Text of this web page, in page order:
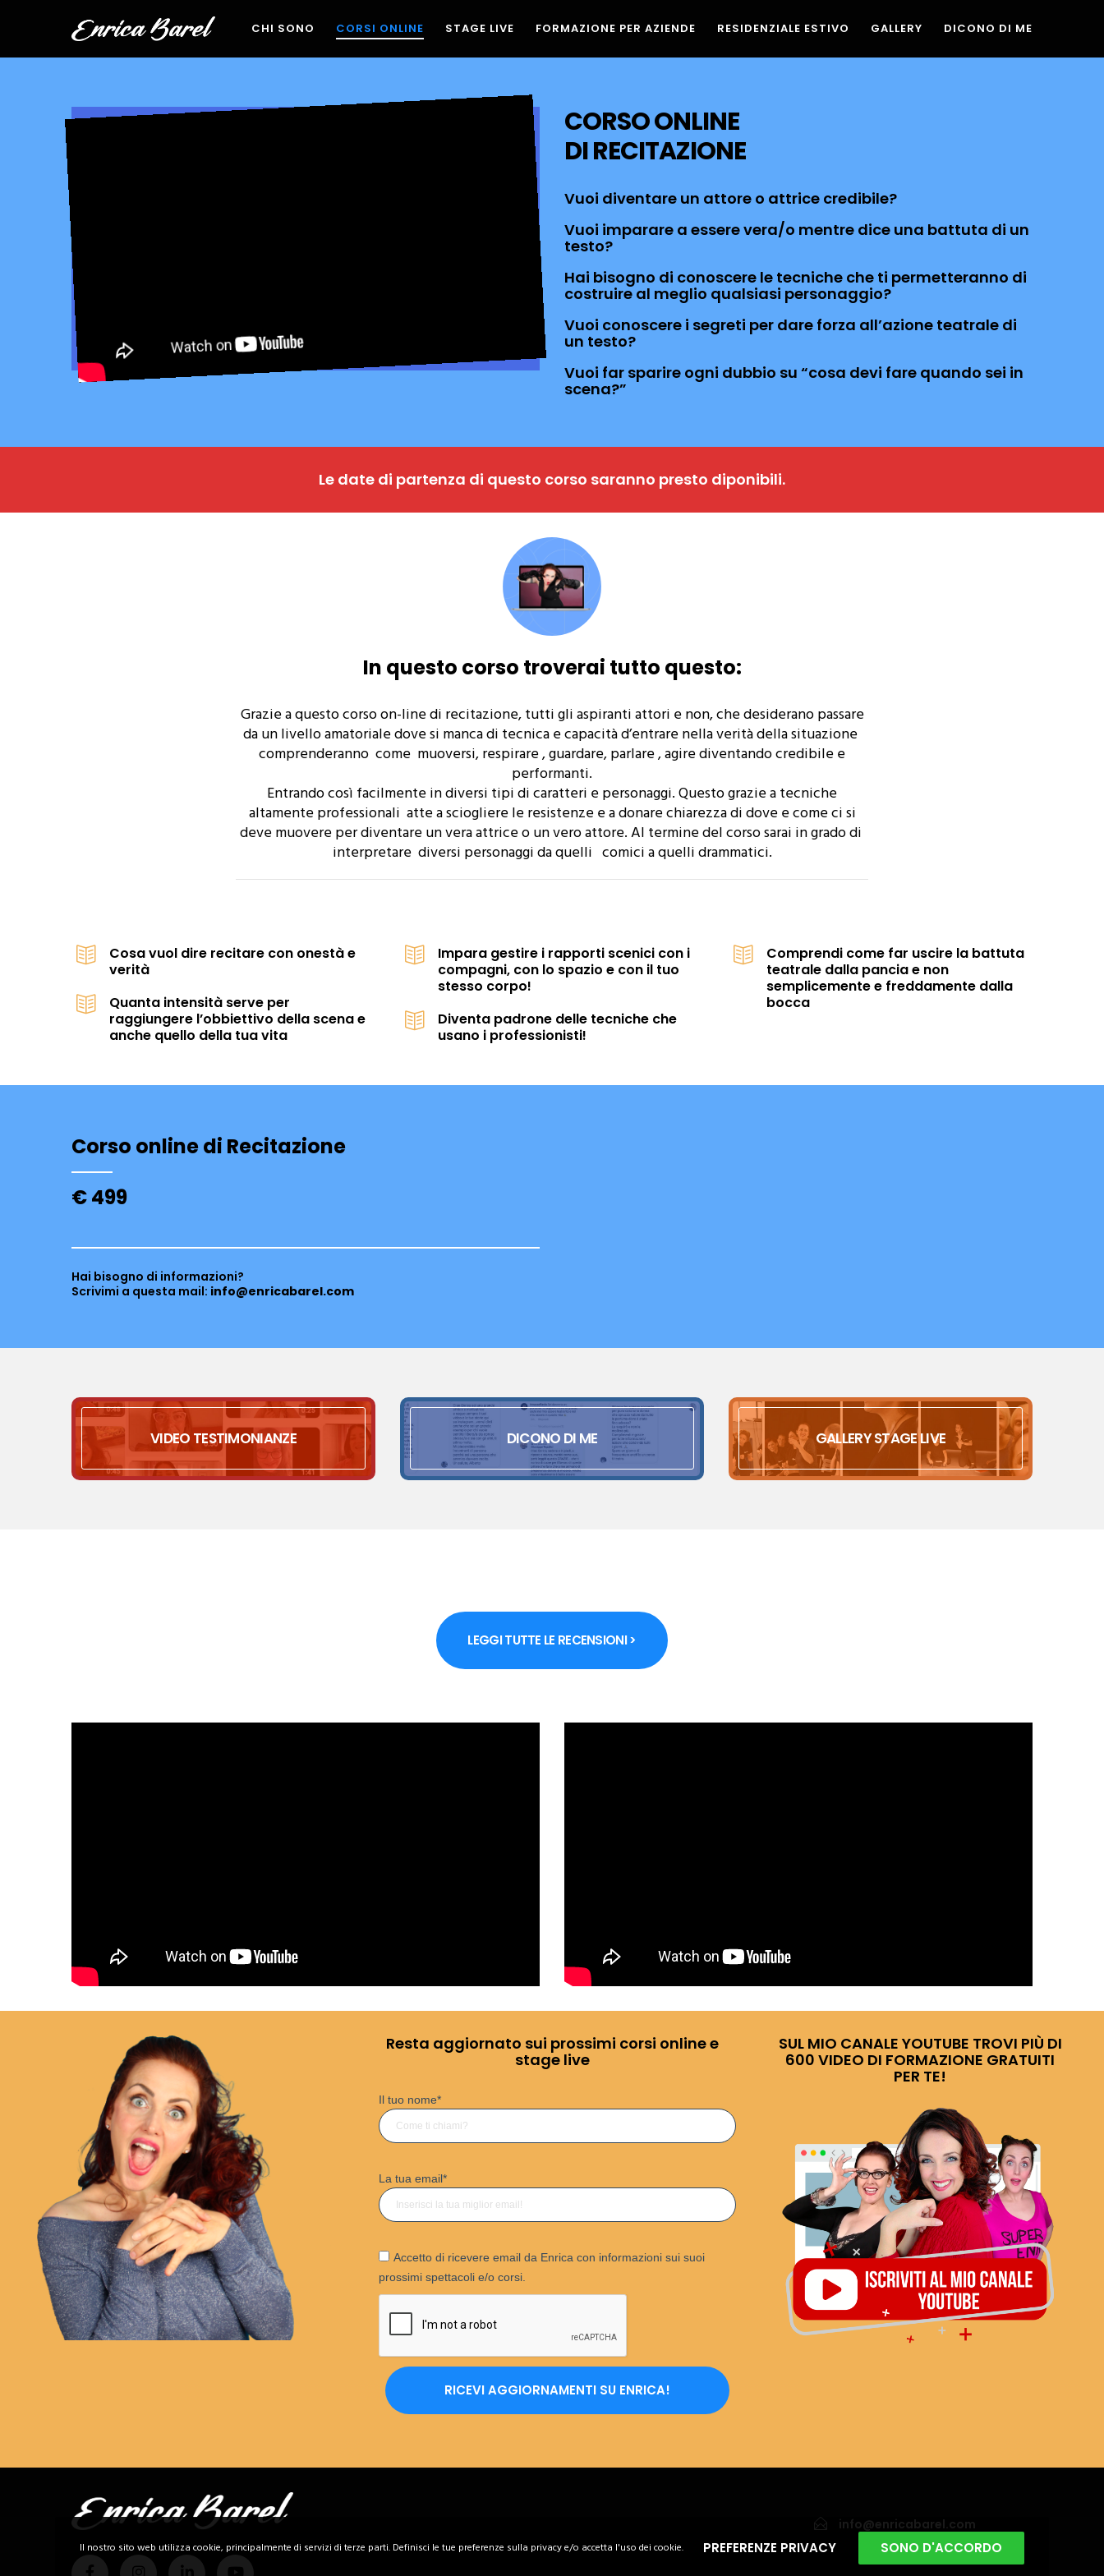
CHI SONO CORSI ONLINE STAGE LIVE FORMAZIONE PER AZIENDE RESIDENZIALE ESTIVO GALLERY DICONO DI ME
CORSO ONLINE
DI RECITAZIONE
Vuoi diventare un attore o attrice credibile?
Vuoi imparare a essere vera/o mentre dice una battuta di un
testo?
Hai bisogno di conoscere le tecniche che ti permetteranno di
costruire al meglio qualsiasi personaggio?
Vuoi conoscere i segreti per dare forza all’azione teatrale di
un testo?
Vuoi far sparire ogni dubbio su “cosa devi fare quando sei in
scena?”
Le date di partenza di questo corso saranno presto diponibili.
In questo corso troverai tutto questo:
Grazie a questo corso on-line di recitazione, tutti gli aspiranti attori e non, che desiderano passare
da un livello amatoriale dove si manca di tecnica e capacità d’entrare nella verità della situazione
comprenderanno come muoversi, respirare , guardare, parlare , agire diventando credibile e
performanti.
Entrando così facilmente in diversi tipi di caratteri e personaggi. Questo grazie a tecniche
altamente professionali atte a sciogliere le resistenze e a donare chiarezza di dove e come ci si
deve muovere per diventare un vera attrice o un vero attore. Al termine del corso sarai in grado di
interpretare diversi personaggi da quelli comici a quelli drammatici.
Cosa vuol dire recitare con onestà e
verità
Quanta intensità serve per
raggiungere l’obbiettivo della scena e
anche quello della tua vita
Impara gestire i rapporti scenici con i
compagni, con lo spazio e con il tuo
stesso corpo!
Diventa padrone delle tecniche che
usano i professionisti!
Comprendi come far uscire la battuta
teatrale dalla pancia e non
semplicemente e freddamente dalla
bocca
Corso online di Recitazione
€ 499
Hai bisogno di informazioni?
Scrivimi a questa mail: info@enricabarel.com
VIDEO TESTIMONIANZE DICONO DI ME GALLERY STAGE LIVE
LEGGI TUTTE LE RECENSIONI >
Resta aggiornato sui prossimi corsi online e
stage live
Il tuo nome*
La tua email*
Accetto di ricevere email da Enrica con informazioni sui suoi
prossimi spettacoli e/o corsi.
RICEVI AGGIORNAMENTI SU ENRICA!
SUL MIO CANALE YOUTUBE TROVI PIÙ DI
600 VIDEO DI FORMAZIONE GRATUITI
PER TE!
info@enricabarel.com
Il nostro sito web utilizza cookie, principalmente di servizi di terze parti. Definisci le tue preferenze sulla privacy e/o accetta l'uso dei cookie. PREFERENZE PRIVACY SONO D'ACCORDO